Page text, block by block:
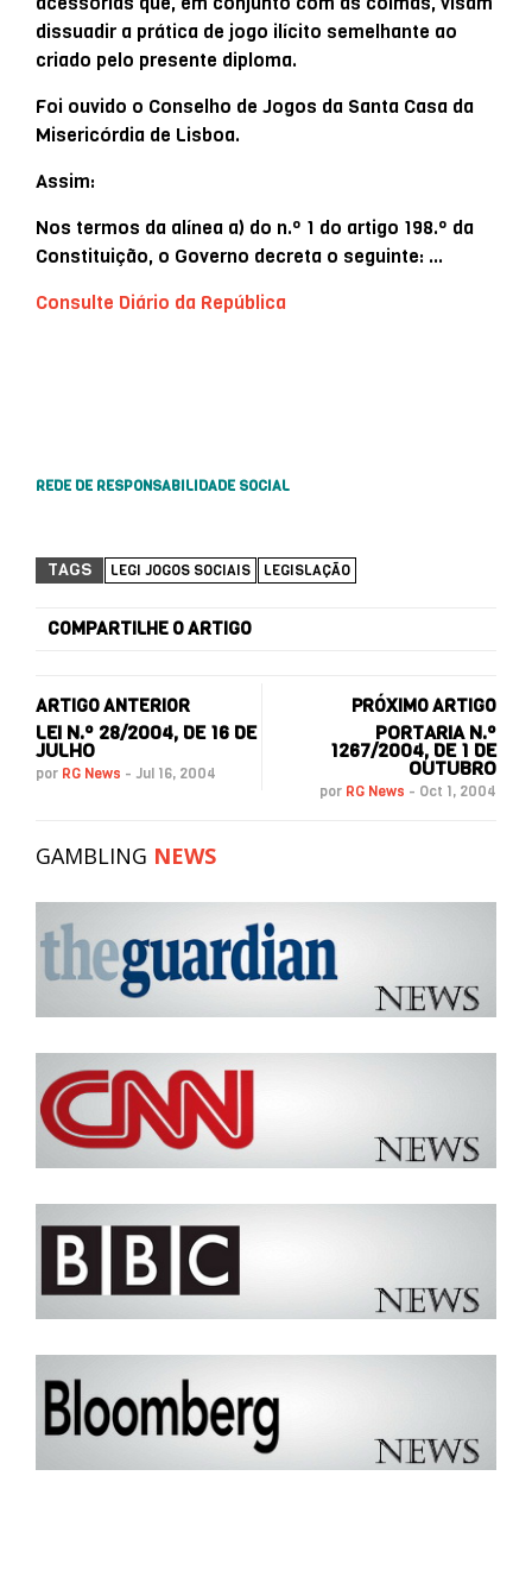
dissuadir a prática de jogo ilícito semelhante ao
criado pelo presente diploma.
Foi ouvido o Conselho de Jogos da Santa Casa da
Misericórdia de Lisboa.
Assim:
Nos termos da alínea a) do n.º 1 do artigo 198.º da
Constituição, o Governo decreta o seguinte: …
Consulte Diário da República
REDE DE RESPONSABILIDADE SOCIAL
TAGS LEGI JOGOS SOCIAIS LEGISLAÇÃO
COMPARTILHE O ARTIGO
ARTIGO ANTERIOR
LEI N.º 28/2004, DE 16 DE
JULHO
por RG News - Jul 16, 2004
PRÓXIMO ARTIGO
PORTARIA N.º
1267/2004, DE 1 DE
OUTUBRO
por RG News - Oct 1, 2004
GAMBLING NEWS